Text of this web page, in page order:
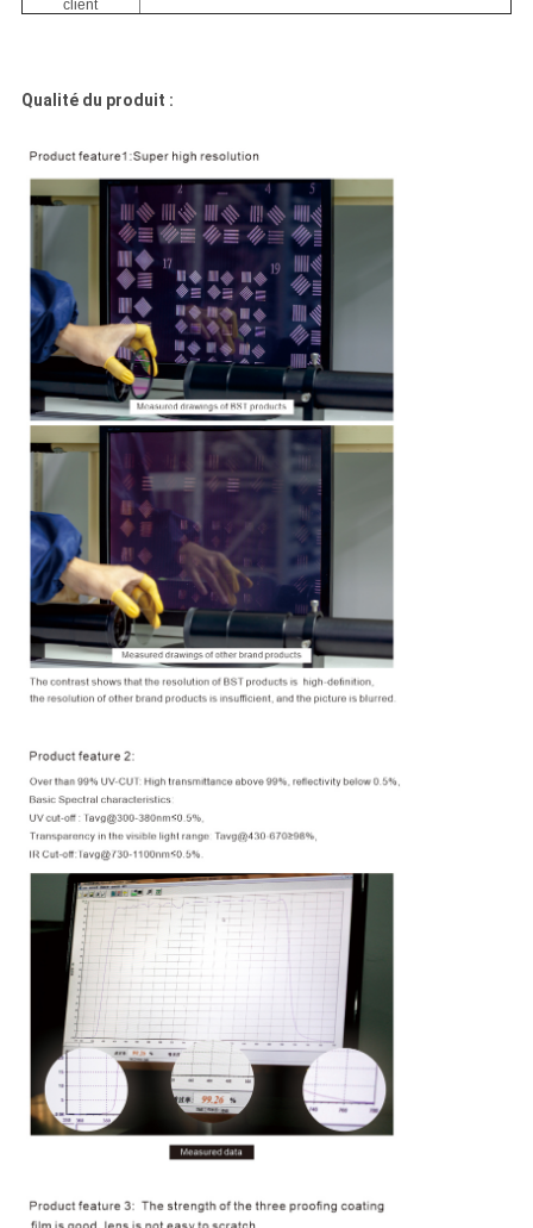
client
Qualité du produit :